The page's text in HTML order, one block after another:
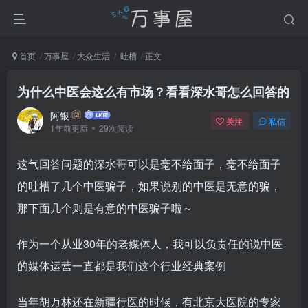
首页 万事屋 大众生活 吐槽 正文
为什么中医会这么有市场？看看深水哥怎么回答的
阿银
1年前更新 29次阅读
关注 私信
这气回答问题的深水哥可以是毫不给面子，毫不给面子
的吐槽了几个中医骗子，如果说别的中医是无意的骗，
那下面几个则是有意的中医骗子啦～
作为一个从业30年的老媒体人，我可以负责任的说中医
的媒体运营一直都是我们这个行业经典案例
当年胡万林还在新疆行医的时候，有北京大医院的专家